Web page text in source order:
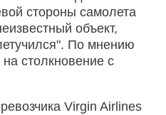
стороны самолета
объект,
По мнению
столкновение с
Virgin Airlines